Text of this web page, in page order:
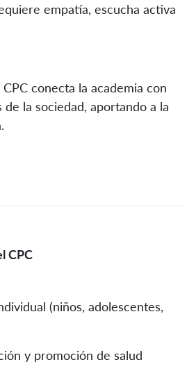
empatía, escucha activa
CPC conecta la academia con
de la sociedad, aportando a la
CPC
(niños, adolescentes,
y promoción de salud